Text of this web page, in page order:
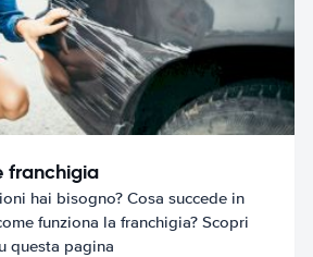
franchigia
hai bisogno? Cosa succede in
funziona la franchigia? Scopri
questa pagina